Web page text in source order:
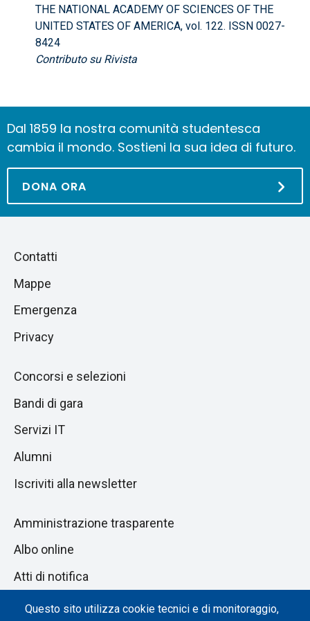
THE NATIONAL ACADEMY OF SCIENCES OF THE
UNITED STATES OF AMERICA, vol. 122. ISSN 0027-
8424
Contributo su Rivista
Questo sito utilizza cookie tecnici e di monitoraggio,
Dal 1859 la nostra comunità studentesca
cambia il mondo. Sostieni la sua idea di futuro.
DONA ORA
Salta
sezione
Piè
di
pagina
Contatti
Mappe
Emergenza
Privacy
Concorsi e selezioni
Bandi di gara
Servizi IT
Alumni
Iscriviti alla newsletter
Amministrazione trasparente
Albo online
Atti di notifica
Dichiarazione di accessibilità